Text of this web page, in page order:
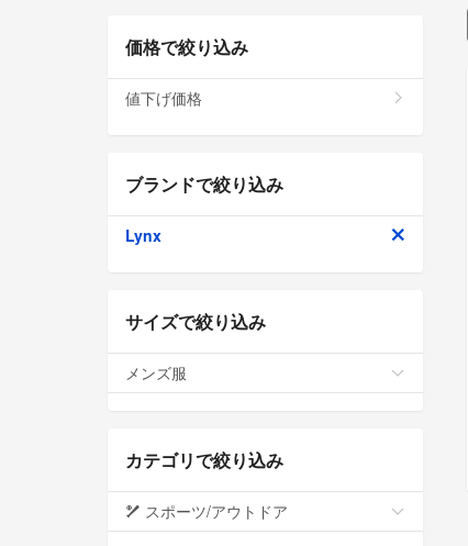
価格で絞り込み
値下げ価格
ブランドで絞り込み
Lynx
サイズで絞り込み
メンズ服
カテゴリで絞り込み
スポーツ/アウトドア